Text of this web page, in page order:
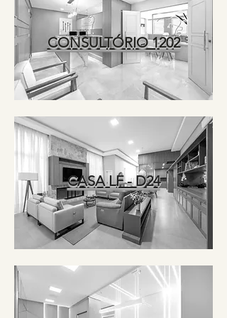
CONSULTÓRIO 1202
CASA LF - D24